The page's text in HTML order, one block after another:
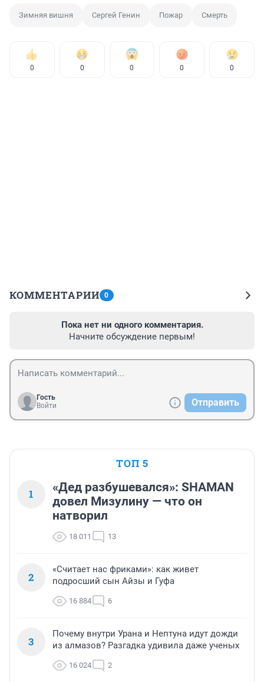
Зимняя вишня Сергей Генин Пожар Смерть
0 0 0 0 0
КОММЕНТАРИИ 0
Пока нет ни одного комментария.
Начните обсуждение первым!
Гость
Войти
Отправить
ТОП 5
1
«Дед разбушевался»: SHAMAN
довел Мизулину — что он
натворил
18 011 13
2
«Считает нас фриками»: как живет
подросший сын Айзы и Гуфа
16 884 6
3
Почему внутри Урана и Нептуна идут дожди
из алмазов? Разгадка удивила даже ученых
16 024 2